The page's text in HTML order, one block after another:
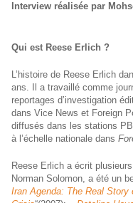
Interview réalisée par
Qui est Reese Erlich ?
L’histoire de Reese Erlich
ans. Il a travaillé comme
reportages d’investigation
dans Vice News et Foreign
diffusés dans les stations
à l’échelle nationale dans
Reese Erlich a écrit
Norman Solomon, a été un
Iran Agenda: The Real